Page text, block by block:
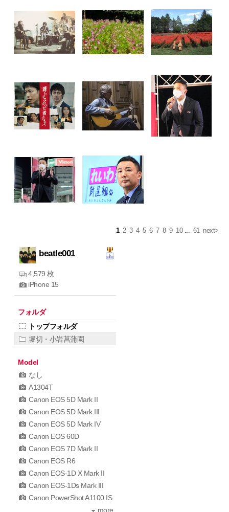
1 2 3 4 5 6 7 8 9 10... 61 next>
beatle001
4,579 枚
iPhone 15
フォルダ
トップフォルダ
堀切・小岩菖蒲園
Model
なし
A1304T
Canon EOS 5D Mark II
Canon EOS 5D Mark III
Canon EOS 5D Mark IV
Canon EOS 60D
Canon EOS 7D Mark II
Canon EOS R6
Canon EOS-1D X Mark II
Canon EOS-1Ds Mark III
Canon PowerShot A1100 IS
more